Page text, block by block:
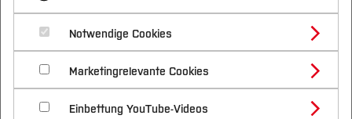
Studienangebote
Bachelorstudiengänge
Masterstudiengänge
Vor dem Studium
Bewerben & Einschreiben
Bewerbungsportal
Im Studium
Studienbüros und Prüfungen
Nach dem Studium
Forschung & Transfer
Profil
Forschungs- und Transferprofil
Schwerpunkte (FuT)
Beratung & Förderung
Nachhaltigkeit
Nachhaltigkeit studieren
International
Strömungsmaschinen
Aktivitäten
Aktivitäten an der Hochschule
Notwendige Cookies
Marketingrelevante Cookies
Einbettung YouTube-Videos